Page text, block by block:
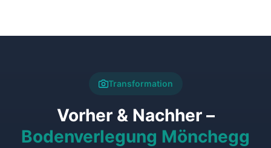
Transformation
Vorher & Nachher –
Bodenverlegung Mönchegg